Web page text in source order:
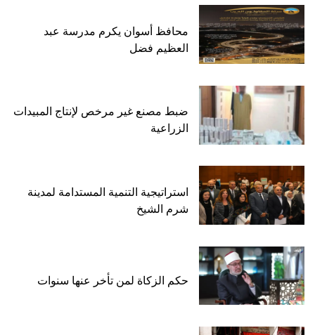
محافظ أسوان يكرم مدرسة عبد
العظيم فضل
ضبط مصنع غير مرخص لإنتاج المبيدات
الزراعية
استراتيجية التنمية المستدامة لمدينة
شرم الشيخ
حكم الزكاة لمن تأخر عنها سنوات